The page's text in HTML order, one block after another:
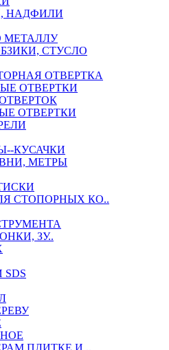
НАДФИЛИ
СТУСЛО
ОТВЕРТКА
ОТВЕРТКИ
ОТВЕРТКИ
КУСАЧКИ
МЕТРЫ
СТОПОРНЫХ КО..
ЗУ..
И ..